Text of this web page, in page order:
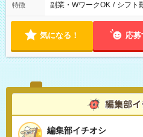
特徴 副業・WワークOK / シフト
気になる！ 応募
編集部イチオシ